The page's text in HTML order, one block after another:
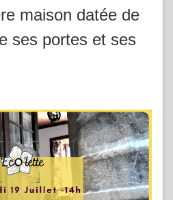
maison datée de
ses portes et ses